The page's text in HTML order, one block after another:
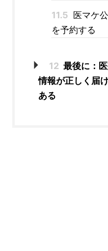
11.5
医マケ
を予約する
12 最後に：
情報が正しく届
ある